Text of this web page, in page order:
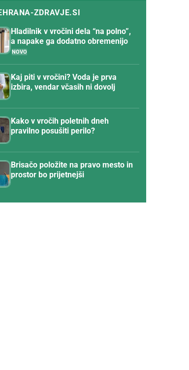
Hladilnik v vročini dela “na polno”,
a napake ga dodatno obremenijo
Kaj piti v vročini? Voda je prva
izbira, vendar včasih ni dovolj
Kako v vročih poletnih dneh
pravilno posušiti perilo?
Brisačo položite na pravo mesto in
prostor bo prijetnejši